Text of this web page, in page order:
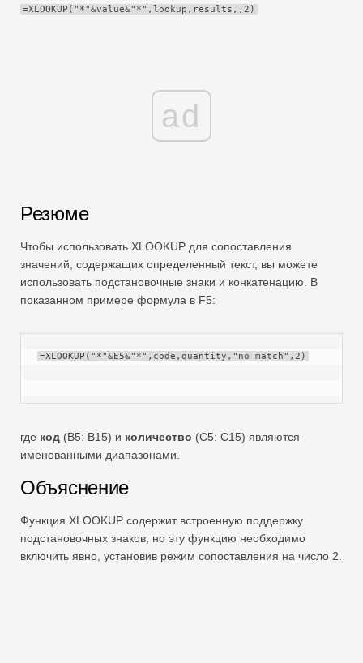
Swift
=XLOOKUP("*"&value&"*",lookup,results,,2)
ad
Резюме
Чтобы использовать XLOOKUP для сопоставления
значений, содержащих определенный текст, вы можете
использовать подстановочные знаки и конкатенацию. В
показанном примере формула в F5:
=XLOOKUP("*"&E5&"*",code,quantity,"no match",2)
где код (B5: B15) и количество (C5: C15) являются
именованными диапазонами.
Объяснение
Функция XLOOKUP содержит встроенную поддержку
подстановочных знаков, но эту функцию необходимо
включить явно, установив режим сопоставления на число 2.